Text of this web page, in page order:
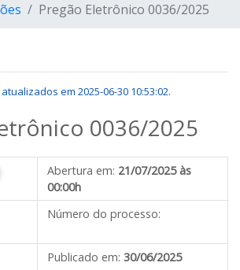
Pregão Eletrônico 0036/2025
em 2025-06-30 10:53:02.
0036/2025
Abertura em: 21/07/2025 às
00:00h
Número do processo:
Publicado em: 30/06/2025